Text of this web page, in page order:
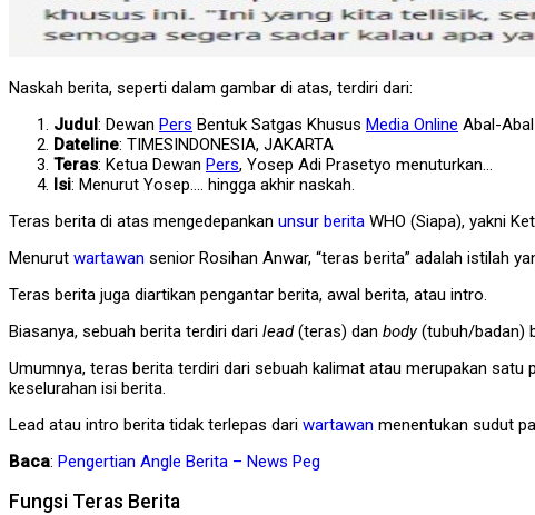
Naskah berita, seperti dalam gambar di atas, terdiri dari:
Judul: Dewan Pers Bentuk Satgas Khusus Media Online Abal-Abal
Dateline: TIMESINDONESIA, JAKARTA
Teras: Ketua Dewan Pers, Yosep Adi Prasetyo menuturkan…
Isi: Menurut Yosep…. hingga akhir naskah.
Teras berita di atas mengedepankan unsur berita WHO (Siapa), yakni
Menurut wartawan senior Rosihan Anwar, “teras berita” adalah istilah
Teras berita juga diartikan pengantar berita, awal berita, atau intro.
Biasanya, sebuah berita terdiri dari lead(teras) dan body(tubuh/badan)
Umumnya, teras berita terdiri dari sebuah kalimat atau merupakan
keselurahan isi berita.
Lead atau intro berita tidak terlepas dari wartawan menentukan sudut
Baca: Pengertian Angle Berita – News Peg
Fungsi Teras Berita